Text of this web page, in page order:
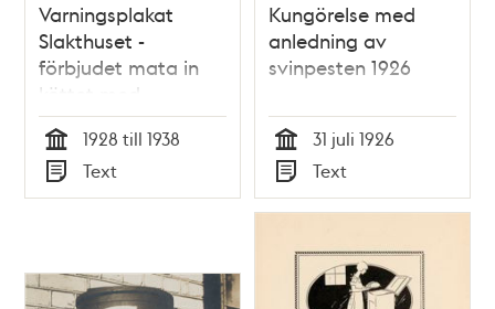
Varningsplakat
Slakthuset -
förbjudet mata in
köttet med
händerna vid
köttmalning
Tid
1928 till 1938
Typ
Text
Kungörelse med
anledning av
svinpesten 1926
Tid
31 juli 1926
Typ
Text